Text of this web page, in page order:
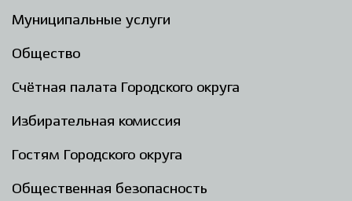
Муниципальные услуги
Общество
Счётная палата Городского округа
Избирательная комиссия
Гостям Городского округа
Общественная безопасность